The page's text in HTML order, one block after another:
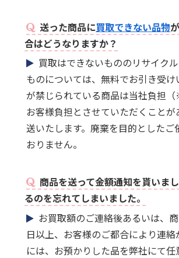
送った商品に買取できない品物
合はどうなりますか？
買取はできないもののリサイク
ものについては、無料でお引き受け
が禁じられている商品は当社負担
お客様負担とさせていただくこと
送いたします。廃棄を目的としたご
おりません。
商品を送って金額通知を貰いま
るのを忘れてしまいました。
お買取額のご連絡後あるいは、
日以上、お客様のご都合により連
には、お預かりした品を弊社にて任